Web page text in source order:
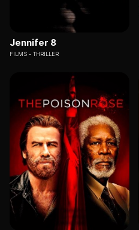
Jennifer 8
FILMS THRILLER